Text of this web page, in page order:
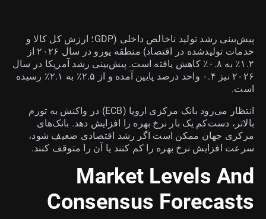
پیش‌بینی رشد تولید ناخالص داخلی (GDP؛ ارزش کل کالا و
خدمات تولیدشده در اقتصاد) منطقه یورو در سال ۲۰۲۶ از
۱.۲٪ به ۰.۸٪ کاهش یافته است. پیش‌بینی رشد آمریکا در سال
۲۰۲۶ نیز ۰.۴ واحد درصد پایین آمده و از ۲.۵٪ به ۲.۱٪ رسیده
است.
انتظار می‌رود بانک مرکزی اروپا (ECB) در واکنش به تورم
بالاتر، دست‌کم یک بار نرخ بهره را افزایش دهد. بانک‌های
مرکزی جهان ممکن است اگر رشد اقتصادی ضعیف شود،
سرعت افزایش نرخ بهره را کم کنند یا آن را متوقف کنند.
Market Levels And
Consensus Forecasts